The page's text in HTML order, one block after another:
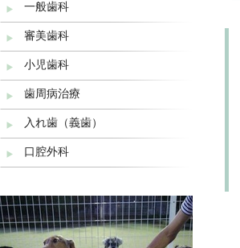
2019/7
2018/8
2018/4
2017/8
2017/2
2017/1
2016/2
一般歯科
審美歯科
小児歯科
歯周病治療
入れ歯（義歯）
口腔外科